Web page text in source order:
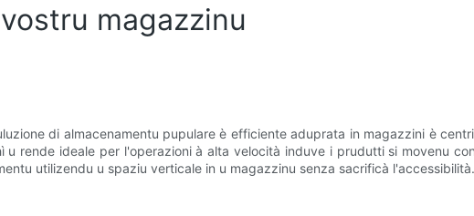
magazzinu
di almacenamentu pupulare è efficiente aduprata in magazzini è
u rende ideale per l'operazioni à alta velocità induve i prudutti si movenu
utilizendu u spaziu verticale in u magazzinu senza sacrificà l'accessibilità.